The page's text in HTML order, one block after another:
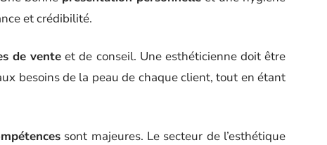
et crédibilité.
de vente et de conseil. Une esthéticienne doit être
besoins de la peau de chaque client, tout en étant
sont majeures. Le secteur de l’esthétique